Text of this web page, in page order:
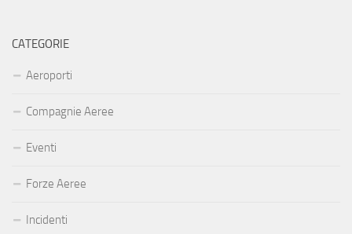
CATEGORIE
Aeroporti
Compagnie Aeree
Eventi
Forze Aeree
Incidenti